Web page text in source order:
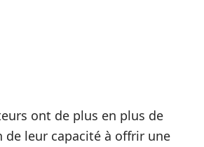
ont de plus en plus de
de leur capacité à offrir une